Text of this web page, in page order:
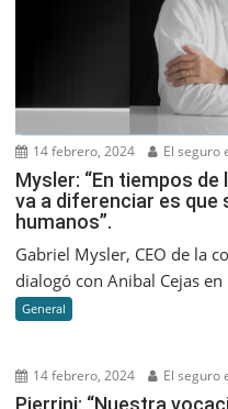
14 febrero, 2024 El seguro
Mysler: “En tiempos de
va a diferenciar es que
humanos”.
Gabriel Mysler, CEO de la
dialogó con Anibal Cejas en
General
14 febrero, 2024 El seguro
Pierrini: “Nuestra